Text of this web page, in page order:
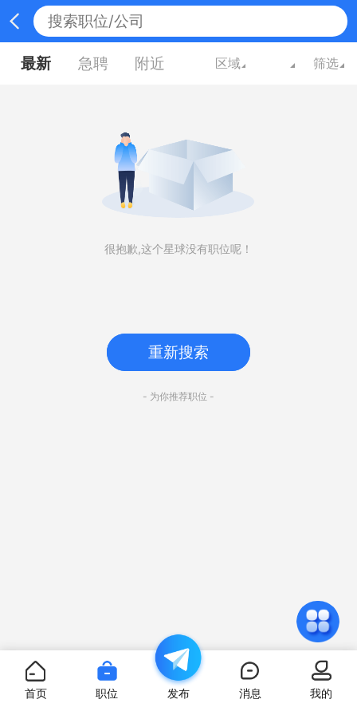
最新 急聘 附近 区域 筛选
很抱歉,这个星球没有职位呢！
重新搜索
- 为你推荐职位 -
首页 职位 发布 消息 我的